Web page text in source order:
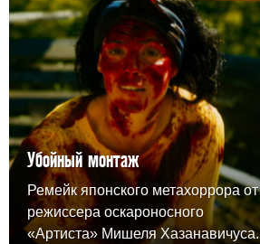
Убойный монтаж
Ремейк японского метахоррора от
режиссера оскароносного
«Артиста» Мишеля Хазанавичуса.